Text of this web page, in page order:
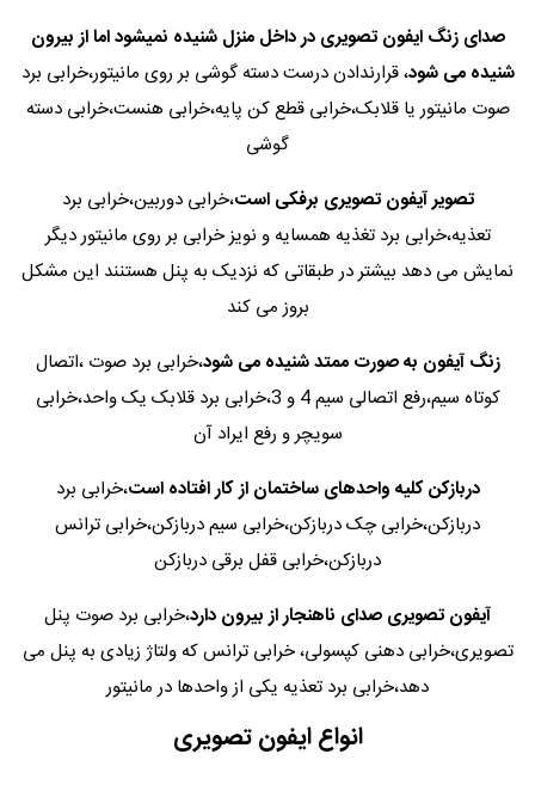
صدای زنگ ایفون تصویری در داخل منزل شنیده نمیشود اما از بیرون
شنیده می شود، قرارندادن درست دسته گوشی بر روی مانیتور،خرابی برد
صوت مانیتور یا قلابک،خرابی قطع کن پایه،خرابی هنست،خرابی دسته
گوشی
تصویر آیفون تصویری برفکی است،خرابی دوربین،خرابی برد
تعذیه،خرابی برد تغذیه همسایه و نویز خرابی بر روی مانیتور دیگر
نمایش می دهد بیشتر در طبقاتی که نزدیک به پنل هستنند این مشکل
بروز می کند
زنگ آیفون به صورت ممتد شنیده می شود،خرابی برد صوت ،اتصال
کوتاه سیم،رفع اتصالی سیم 4 و 3،خرابی برد قلابک یک واحد،خرابی
سویچر و رفع ایراد آن
دربازکن کلیه واحدهای ساختمان از کار افتاده است،خرابی برد
دربازکن،خرابی چک دربازکن،خرابی سیم دربازکن،خرابی ترانس
دربازکن،خرابی قفل برقی دربازکن
آیفون تصویری صدای ناهنجار از بیرون دارد،خرابی برد صوت پنل
تصویری،خرابی دهنی کپسولی، خرابی ترانس که ولتاژ زیادی به پنل می
دهد،خرابی برد تعذیه یکی از واحدها در مانیتور
انواع ایفون تصویری